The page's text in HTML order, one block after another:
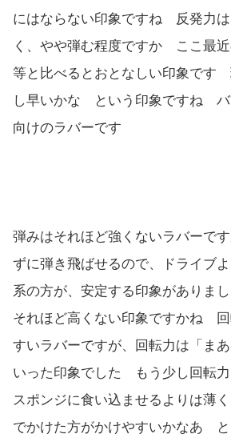
にはならない印象ですね 反発力
く、やや弾む程度ですか ここ最
等と比べるとおとなしい印象です
し早いかな という印象ですね バ
向けのラバーです
弾みはそれほど強くないラバーで
ずに弾き飛ばせるので、ドライブ
系の方が、安定する印象があり
それほど高くない印象ですかね
すいラバーですが、回転力は「ま
いった印象でした もう少し回転
スポンジに食い込ませるよりは薄
でかけた方がかけやすいかなあ